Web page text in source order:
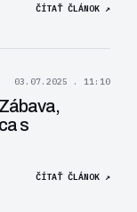
ČÍTAŤ ČLÁNOK ↗
03.07.2025 . 11:10
s
ČÍTAŤ ČLÁNOK ↗